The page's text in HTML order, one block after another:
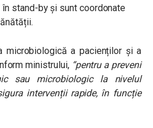
stand-by și sunt coordonate
a pacienților și a
ministrului, “pentru a preveni
sau microbiologic la nivelul
intervenții rapide, în funcție